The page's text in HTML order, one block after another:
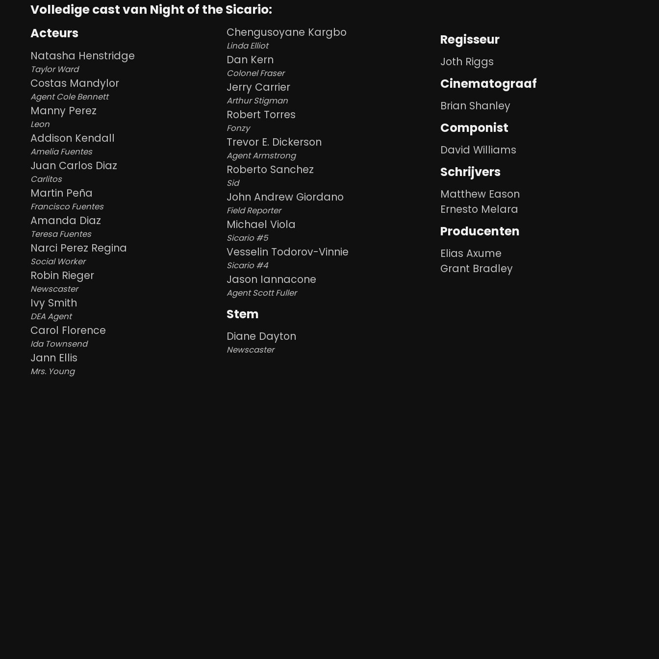
Volledige cast van Night of the Sicario:
Acteurs
Natasha Henstridge
Taylor Ward
Costas Mandylor
Agent Cole Bennett
Manny Perez
Leon
Addison Kendall
Amelia Fuentes
Juan Carlos Diaz
Carlitos
Martin Peña
Francisco Fuentes
Amanda Diaz
Teresa Fuentes
Narci Perez Regina
Social Worker
Robin Rieger
Newscaster
Ivy Smith
DEA Agent
Carol Florence
Ida Townsend
Jann Ellis
Mrs. Young
Chengusoyane Kargbo
Linda Elliot
Dan Kern
Colonel Fraser
Jerry Carrier
Arthur Stigman
Robert Torres
Fonzy
Trevor E. Dickerson
Agent Armstrong
Roberto Sanchez
Sid
John Andrew Giordano
Field Reporter
Michael Viola
Sicario #5
Vesselin Todorov-Vinnie
Sicario #4
Jason Iannacone
Agent Scott Fuller
Stem
Diane Dayton
Newscaster
Regisseur
Joth Riggs
Cinematograaf
Brian Shanley
Componist
David Williams
Schrijvers
Matthew Eason
Ernesto Melara
Producenten
Elias Axume
Grant Bradley